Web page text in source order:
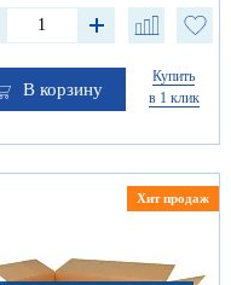
В корзину
Купить
в 1 клик
Хит продаж